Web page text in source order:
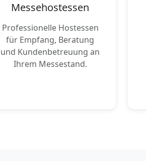
Messehostessen
Professionelle Hostessen
für Empfang, Beratung
und Kundenbetreuung an
Ihrem Messestand.